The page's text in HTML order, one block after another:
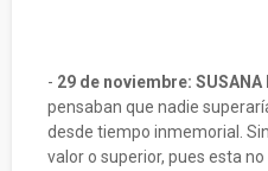
- 29 de noviembre: SUSANA
pensaban que nadie
desde tiempo inmemorial.
valor o superior, pues esta